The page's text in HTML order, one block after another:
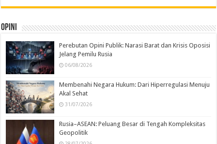
Opini
Perebutan Opini Publik: Narasi Barat dan Krisis Oposisi
Jelang Pemilu Rusia
06/08/2026
Membenahi Negara Hukum: Dari Hiperregulasi Menuju
Akal Sehat
31/07/2026
Rusia–ASEAN: Peluang Besar di Tengah Kompleksitas
Geopolitik